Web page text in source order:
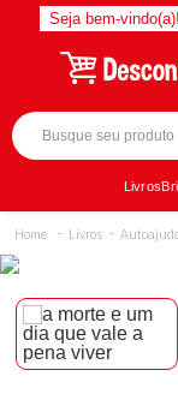
Seja bem-vindo(a)!
Livros
Livros